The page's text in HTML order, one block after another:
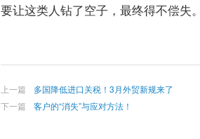
要让这类人钻了空子，最终得不偿失。
上一篇
多国降低进口关税！3月外贸新规来了
下一篇
客户的“消失”与应对方法！